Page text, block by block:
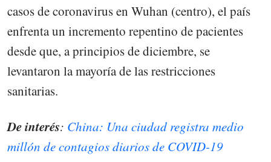
casos de coronavirus en Wuhan (centro), el país
enfrenta un incremento repentino de pacientes
desde que, a principios de diciembre, se
levantaron la mayoría de las restricciones
sanitarias.
De interés: China: Una ciudad registra medio
millón de contagios diarios de COVID-19